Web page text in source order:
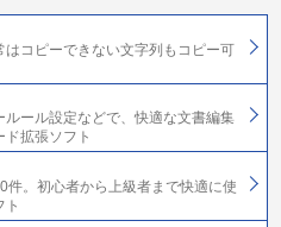
コピーできない文字列もコピー可
ール設定などで、快適な文書編集
拡張ソフト
。初心者から上級者まで快適に使
ト